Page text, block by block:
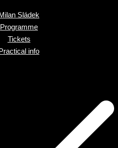
Sládek
Programme
Tickets
info